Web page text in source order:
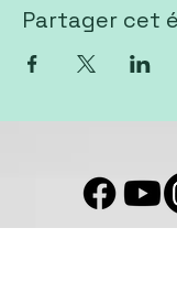
Partager cet